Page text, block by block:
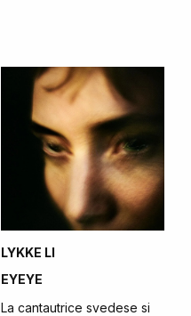
LYKKE LI
EYEYE
La cantautrice svedese si